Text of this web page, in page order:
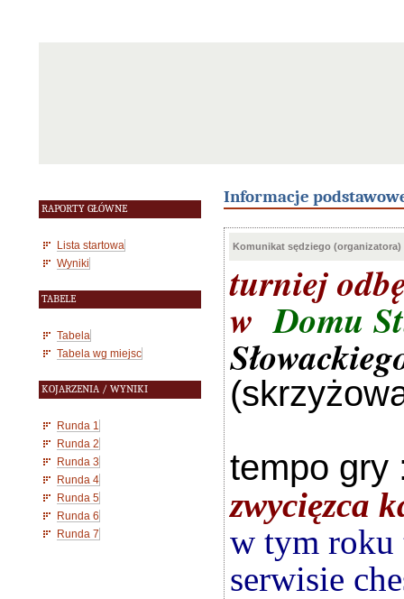
RAPORTY GŁÓWNE
Lista startowa
Wyniki
TABELE
Tabela
Tabela wg miejsc
KOJARZENIA / WYNIKI
Runda 1
Runda 2
Runda 3
Runda 4
Runda 5
Runda 6
Runda 7
Informacje
Komunikat sędziego (organizatora)
turniej
wDomu
tempo gry
zwycięzca
w tym roku
serwisie